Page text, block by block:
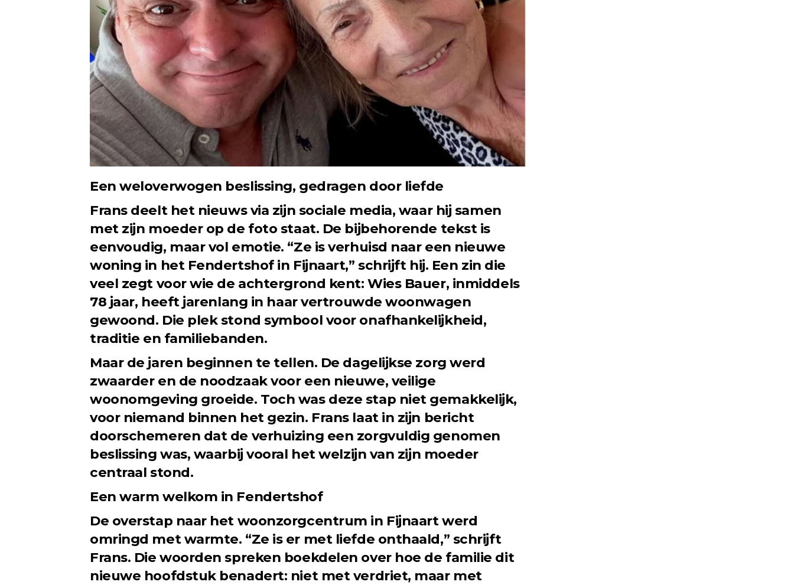
Een weloverwogen beslissing, gedragen door liefde
Frans deelt het nieuws via zijn sociale media, waar hij samen
met zijn moeder op de foto staat. De bijbehorende tekst is
eenvoudig, maar vol emotie. “Ze is verhuisd naar een nieuwe
woning in het Fendertshof in Fijnaart,” schrijft hij. Een zin die
veel zegt voor wie de achtergrond kent: Wies Bauer, inmiddels
78 jaar, heeft jarenlang in haar vertrouwde woonwagen
gewoond. Die plek stond symbool voor onafhankelijkheid,
traditie en familiebanden.
Maar de jaren beginnen te tellen. De dagelijkse zorg werd
zwaarder en de noodzaak voor een nieuwe, veilige
woonomgeving groeide. Toch was deze stap niet gemakkelijk,
voor niemand binnen het gezin. Frans laat in zijn bericht
doorschemeren dat de verhuizing een zorgvuldig genomen
beslissing was, waarbij vooral het welzijn van zijn moeder
centraal stond.
Een warm welkom in Fendertshof
De overstap naar het woonzorgcentrum in Fijnaart werd
omringd met warmte. “Ze is er met liefde onthaald,” schrijft
Frans. Die woorden spreken boekdelen over hoe de familie dit
nieuwe hoofdstuk benadert: niet met verdriet, maar met